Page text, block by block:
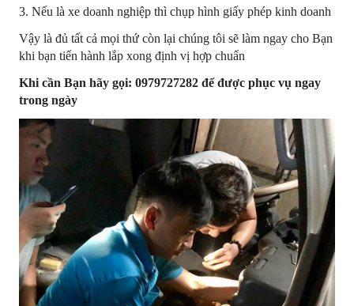
3. Nếu là xe doanh nghiệp thì chụp hình giấy phép kinh doanh
Vậy là đủ tất cả mọi thứ còn lại chúng tôi sẽ làm ngay cho Bạn
khi bạn tiến hành lắp xong định vị hợp chuẩn
Khi cần Bạn hãy gọi: 0979727282 để được phục vụ ngay
trong ngày